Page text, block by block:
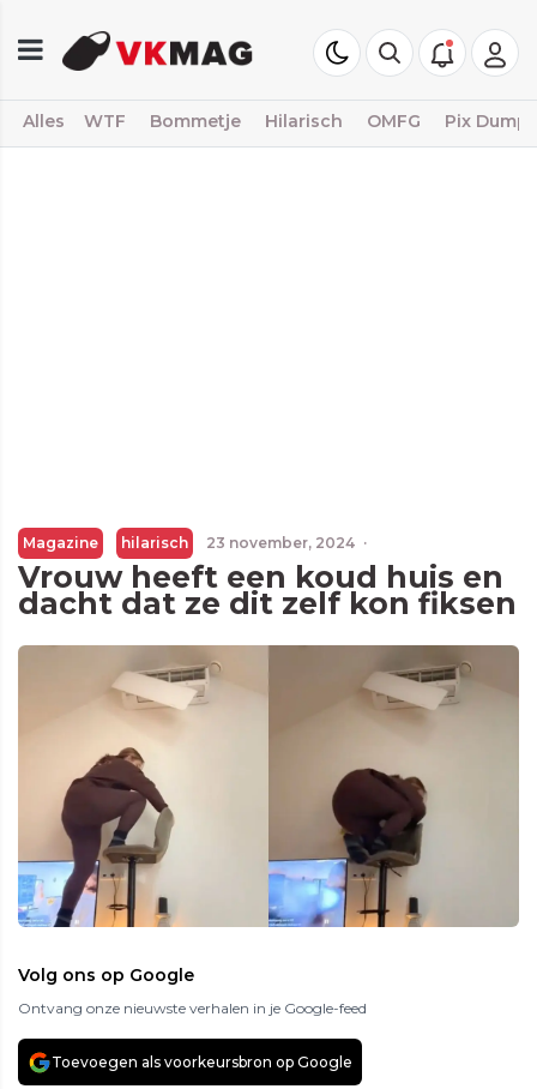
Alles WTF Bommetje Hilarisch OMFG Pix Dump
Magazine hilarisch 23 november, 2024 ·
Vrouw heeft een koud huis en
dacht dat ze dit zelf kon fiksen
Volg ons op Google
Ontvang onze nieuwste verhalen in je Google-feed
Toevoegen als voorkeursbron op Google